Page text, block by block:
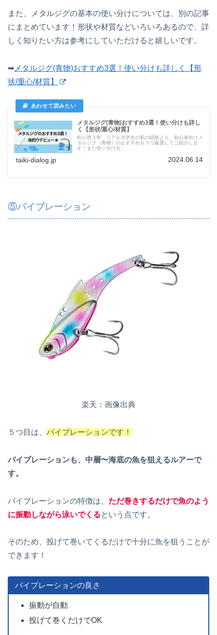
また、メタルジグの基本の使い分けについては、別の記事
にまとめています！形状や材質などいろいろあるので、詳
しく知りたい方は参考にしていただけると嬉しいです。
➡ メタルジグ(青物)おすすめ3選！使い分けも詳しく【形
状/重心/材質】
メタルジグ(青物)おすすめ3選！使い分けも詳し
く【形状/重心/材質】
釣り歴３年、リアル大学生の私の経験より、初心者向けメ
タルジグ（青物）のおすすめを３つ厳選してご紹介しま
す！また使い分け方...
taiki-dialog.jp 2024.06.14
⑤バイブレーション
楽天：画像出典
５つ目は、 バイブレーションです！
バイブレーションも、中層〜海底の魚を狙えるルアーで
す。
バイブレーションの特徴は、 ただ巻きするだけで魚のよう
に振動しながら泳いでくるという点です。
そのため、投げて巻いてくるだけで十分に魚を狙うことが
できます！
バイブレーションの良さ
振動が自動
投げて巻くだけでOK